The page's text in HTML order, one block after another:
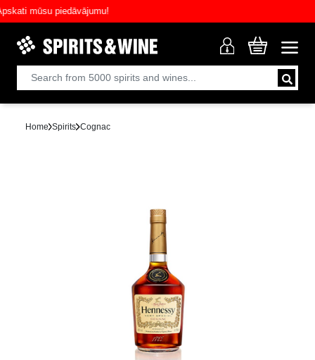
mūsu piedāvājumu!
Home Spirits Cognac